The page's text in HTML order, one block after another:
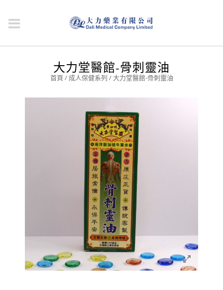
大力堂醫館-骨刺靈油
首頁 / 成人保健系列 / 大力堂醫館-骨刺靈油